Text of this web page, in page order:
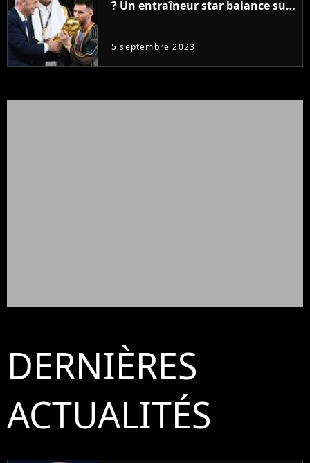
? Un entraîneur star balance sur
5 septembre 2023
DERNIÈRES
ACTUALITÉS